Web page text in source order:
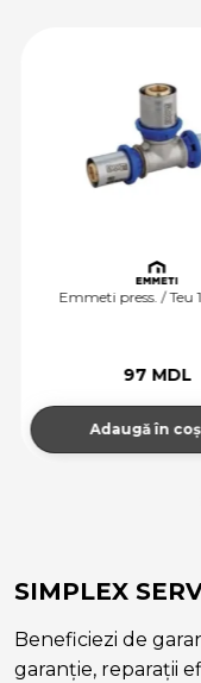
Emmeti press. / Teu
97 MDL
Adaugă în coș
SIMPLEX
Beneficiezi de
garanție, reparații